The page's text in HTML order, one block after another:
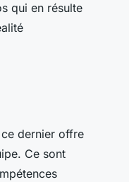
qui en résulte
dernier offre
Ce sont